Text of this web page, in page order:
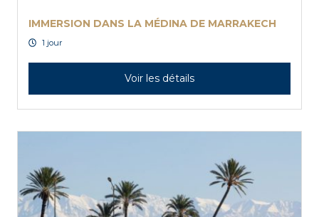
IMMERSION DANS LA MÉDINA DE MARRAKECH
1 jour
Voir les détails